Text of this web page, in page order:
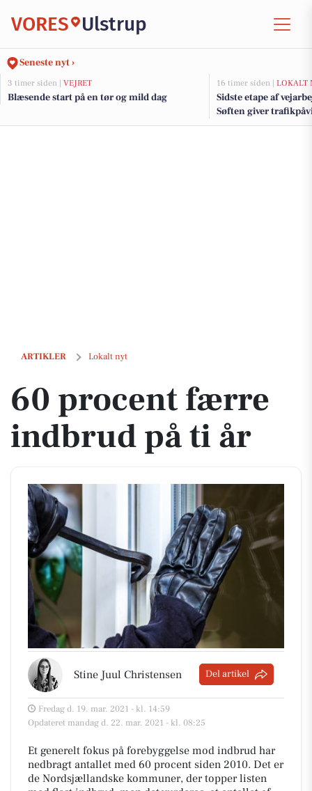
VORES Ulstrup
Seneste nyt ›
3 timer siden | VEJRET
Blæsende start på en tør og mild dag
16 timer siden | LOKALT
Sidste etape af
Søften giver
kommende uger
ARTIKLER Lokalt nyt
60 procent færre indbrud på ti år
60 procent færre
indbrud på ti år
Stine Juul Christensen Del artikel
Fredag d. 19. mar. 2021 - kl. 14:59
Opdateret mandag d. 22. mar. 2021 - kl. 08:25
Et generelt fokus på forebyggelse mod indbrud har
nedbragt antallet med 60 procent siden 2010. Det er
de Nordsjællandske kommuner, der topper listen